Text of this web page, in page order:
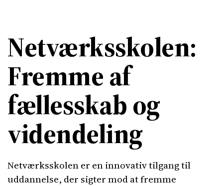
Netværksskolen:
Fremme af
fællesskab og
videndeling
Netværksskolen er en innovativ tilgang til
uddannelse, der sigter mod at fremme